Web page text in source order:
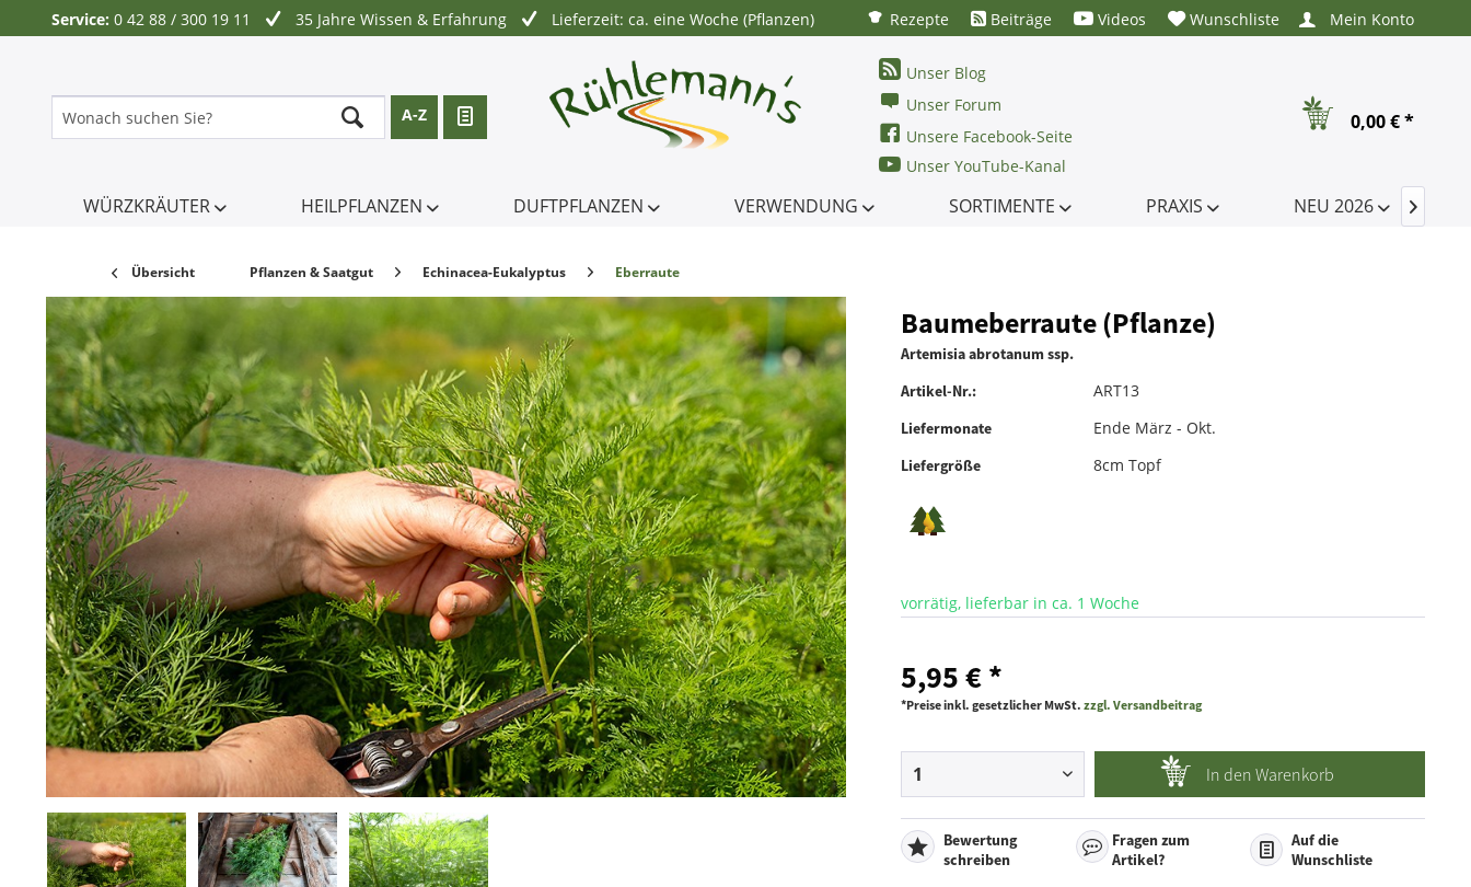
Service: 0 42 88 / 300 19 11 35 Jahre Wissen & Erfahrung Lieferzeit: ca. eine Woche (Pflanzen) Rezepte Beiträge Videos Wunschliste Mein Konto
A-Z
Unser Blog
Unser Forum
Unsere Facebook-Seite
Unser YouTube-Kanal
0,00 € *
WÜRZKRÄUTER HEILPFLANZEN DUFTPFLANZEN VERWENDUNG SORTIMENTE PRAXIS NEU 2026 
Übersicht Pflanzen & Saatgut Echinacea-Eukalyptus Eberraute
Baumeberraute (Pflanze)
Artemisia abrotanum ssp.
Artikel-Nr.:
ART13
Liefermonate Ende März - Okt.
Liefergröße 8cm Topf
vorrätig, lieferbar in ca. 1 Woche
5,95 € *
*Preise inkl. gesetzlicher MwSt.zzgl. Versandbeitrag
In den Warenkorb
Bewertung
schreiben
Fragen zum
Artikel?
Auf die
Wunschliste